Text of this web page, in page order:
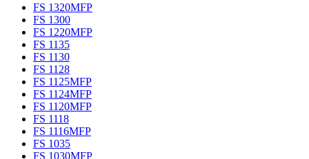
FS 1320MFP
FS 1300
FS 1220MFP
FS 1135
FS 1130
FS 1128
FS 1125MFP
FS 1124MFP
FS 1120MFP
FS 1118
FS 1116MFP
FS 1035
FS 1030MFP